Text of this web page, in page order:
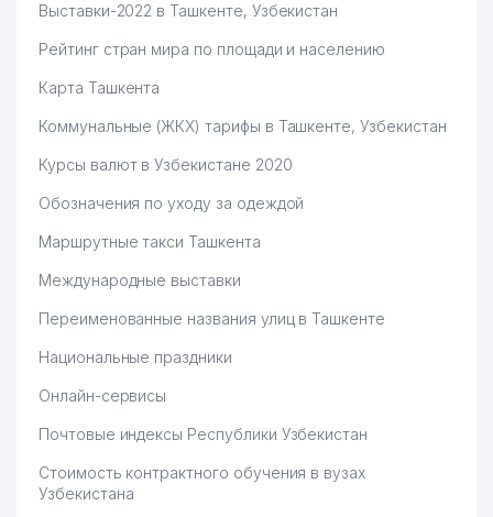
Выставки-2022 в Ташкенте, Узбекистан
Рейтинг стран мира по площади и населению
Карта Ташкента
Коммунальные (ЖКХ) тарифы в Ташкенте, Узбекистан
Курсы валют в Узбекистане 2020
Обозначения по уходу за одеждой
Маршрутные такси Ташкента
Международные выставки
Переименованные названия улиц в Ташкенте
Национальные праздники
Онлайн-сервисы
Почтовые индексы Республики Узбекистан
Стоимость контрактного обучения в вузах
Узбекистана